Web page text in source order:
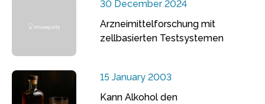
30 December 2024
Arzneimittelforschung mit
zellbasierten Testsystemen
15 January 2003
Kann Alkohol den